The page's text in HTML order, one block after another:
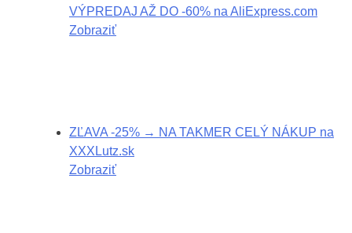
VÝPREDAJ AŽ DO -60% na AliExpress.com
Zobraziť
ZĽAVA -25% → NA TAKMER CELÝ NÁKUP na
XXXLutz.sk
Zobraziť